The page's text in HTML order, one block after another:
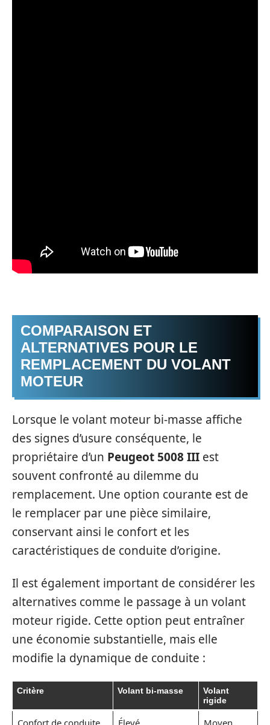
COMPARAISON ET
ALTERNATIVES POUR LE
REMPLACEMENT DU VOLANT
MOTEUR
Lorsque le volant moteur bi-masse affiche
des signes d’usure conséquente, le
propriétaire d’un Peugeot 5008 III est
souvent confronté au dilemme du
remplacement. Une option courante est de
le remplacer par une pièce similaire,
conservant ainsi le confort et les
caractéristiques de conduite d’origine.
Il est également important de considérer les
alternatives comme le passage à un volant
moteur rigide. Cette option peut entraîner
une économie substantielle, mais elle
modifie la dynamique de conduite :
Critère Volant bi-masse
Volant
rigide